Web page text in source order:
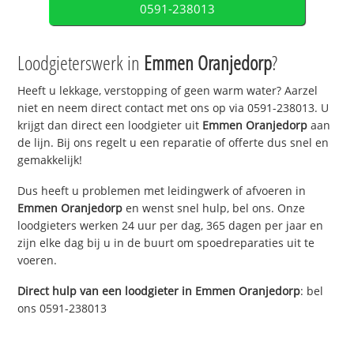
0591-238013
Loodgieterswerk in Emmen Oranjedorp?
Heeft u lekkage, verstopping of geen warm water? Aarzel
niet en neem direct contact met ons op via 0591-238013. U
krijgt dan direct een loodgieter uit Emmen Oranjedorp aan
de lijn. Bij ons regelt u een reparatie of offerte dus snel en
gemakkelijk!
Dus heeft u problemen met leidingwerk of afvoeren in
Emmen Oranjedorp en wenst snel hulp, bel ons. Onze
loodgieters werken 24 uur per dag, 365 dagen per jaar en
zijn elke dag bij u in de buurt om spoedreparaties uit te
voeren.
Direct hulp van een loodgieter in Emmen Oranjedorp: bel
ons 0591-238013